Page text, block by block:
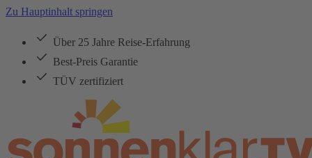
Zu Hauptinhalt springen
Über 25 Jahre Reise-Erfahrung
Best-Preis Garantie
TÜV zertifiziert